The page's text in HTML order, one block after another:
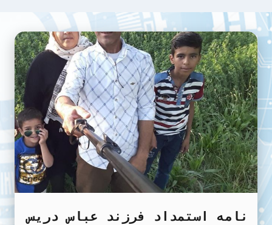
نامه استمداد فرزند عباس دریس